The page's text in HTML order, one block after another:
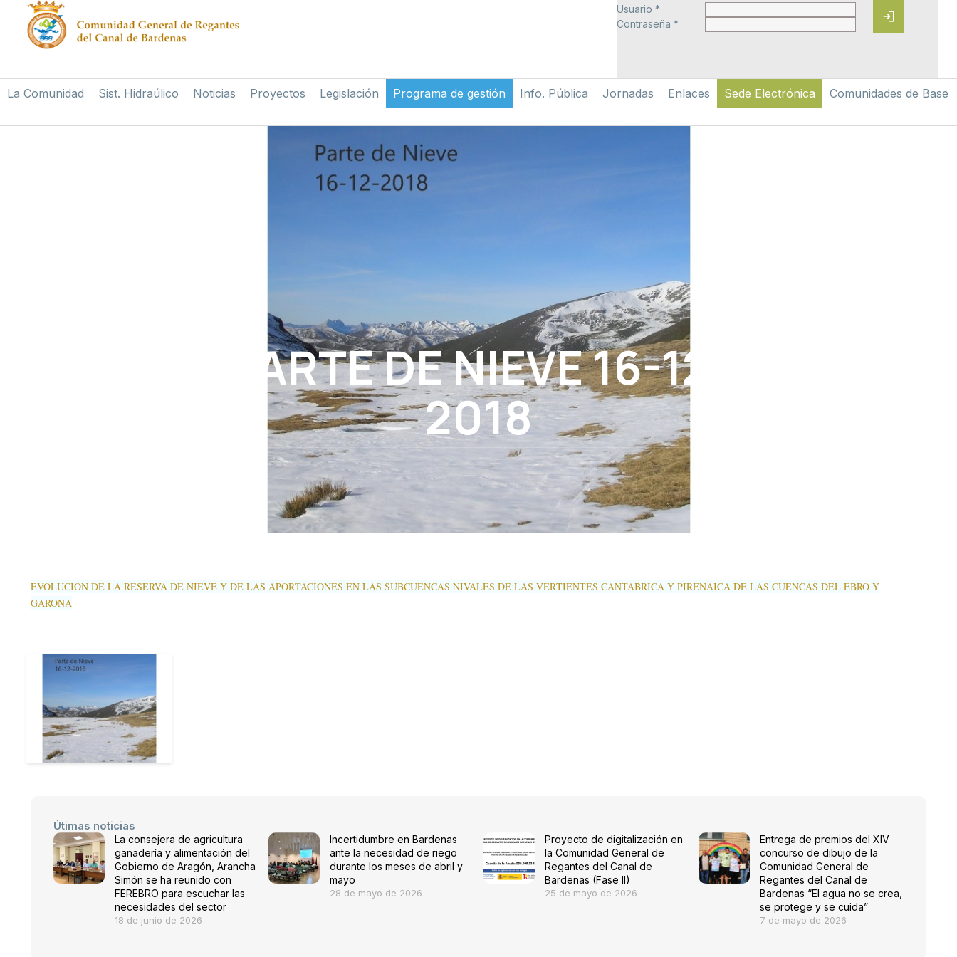
Usuario *
Contraseña *
login
La Comunidad Sist. Hidraúlico Noticias Proyectos Legislación Programa de gestión Info. Pública Jornadas Enlaces Sede Electrónica Comunidades de Base
PARTE DE NIEVE 16-12-
2018
EVOLUCIÓN DE LA RESERVA DE NIEVE Y DE LAS APORTACIONES EN LAS SUBCUENCAS NIVALES DE LAS VERTIENTES CANTÁBRICA Y PIRENAICA DE LAS CUENCAS DEL EBRO Y
GARONA
Útimas noticias
La consejera de agricultura
ganadería y alimentación del
Gobierno de Aragón, Arancha
Simón se ha reunido con
FEREBRO para escuchar las
necesidades del sector
18 de junio de 2026
Incertidumbre en Bardenas
ante la necesidad de riego
durante los meses de abril y
mayo
28 de mayo de 2026
Proyecto de digitalización en
la Comunidad General de
Regantes del Canal de
Bardenas (Fase II)
25 de mayo de 2026
Entrega de premios del XIV
concurso de dibujo de la
Comunidad General de
Regantes del Canal de
Bardenas “El agua no se crea,
se protege y se cuida”
7 de mayo de 2026